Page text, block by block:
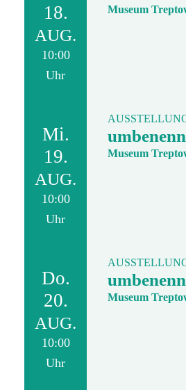
18.
AUG.
10:00
Uhr
Museum
Mi.
19.
AUG.
10:00
Uhr
Museum
Do.
20.
AUG.
10:00
Uhr
Museum